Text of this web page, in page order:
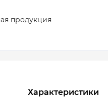
продукция
Характеристики